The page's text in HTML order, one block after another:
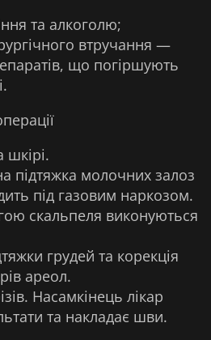
та алкоголю;
втручання —
що погіршують
підтяжка молочних залоз
під газовим наркозом.
скальпеля виконуються
грудей та корекція
ареол.
Насамкінець лікар
та накладає шви.